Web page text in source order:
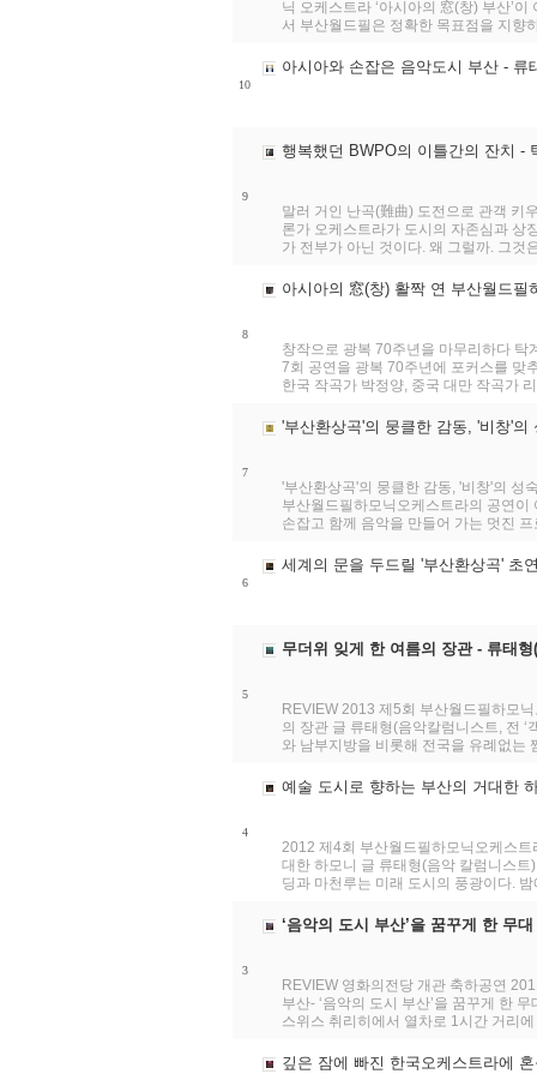
닉 오케스트라 ‘아시아의 窓(창) 부산’
서 부산월드필은 정확한 목표점을 지향
10
아시아와 손잡은 음악도시 부산 - 류
9
행복했던 BWPO의 이틀간의 잔치 -
말러 거인 난곡(難曲) 도전으로 관객 키
론가 오케스트라가 도시의 자존심과 상
가 전부가 아닌 것이다. 왜 그럴까. 그것
8
아시아의 窓(창) 활짝 연 부산월드
창작으로 광복 70주년을 마무리하다
7회 공연을 광복 70주년에 포커스를 맞
한국 작곡가 박정양, 중국 대만 작곡가
7
'부산환상곡'의 뭉클한 감동, '비창'
'부산환상곡'의 뭉클한 감동, '비창'의 성
부산월드필하모닉오케스트라의 공연
손잡고 함께 음악을 만들어 가는 멋진 프
6
세계의 문을 두드릴 '부산환상곡' 초
5
무더위 잊게 한 여름의 장관 - 류태
REVIEW 2013 제5회 부산월드필하모
의 장관 글 류태형(음악칼럼니스트, 전
와 남부지방을 비롯해 전국을 유례없는
4
예술 도시로 향하는 부산의 거대한
2012 제4회 부산월드필하모닉오케스
대한 하모니 글 류태형(음악 칼럼니스
딩과 마천루는 미래 도시의 풍광이다. 밤
3
‘음악의 도시 부산’을 꿈꾸게 한 무
REVIEW 영화의전당 개관 축하공연
부산- ‘음악의 도시 부산’을 꿈꾸게 한
스위스 취리히에서 열차로 1시간 거리
깊은 잠에 빠진 한국오케스트라에